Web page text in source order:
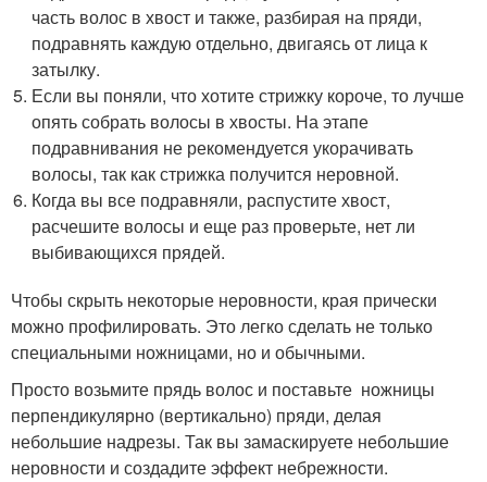
часть волос в хвост и также, разбирая на пряди,
подравнять каждую отдельно, двигаясь от лица к
затылку.
Если вы поняли, что хотите стрижку короче, то лучше
опять собрать волосы в хвосты. На этапе
подравнивания не рекомендуется укорачивать
волосы, так как стрижка получится неровной.
Когда вы все подравняли, распустите хвост,
расчешите волосы и еще раз проверьте, нет ли
выбивающихся прядей.
Чтобы скрыть некоторые неровности, края прически
можно профилировать. Это легко сделать не только
специальными ножницами, но и обычными.
Просто возьмите прядь волос и поставьте ножницы
перпендикулярно (вертикально) пряди, делая
небольшие надрезы. Так вы замаскируете небольшие
неровности и создадите эффект небрежности.